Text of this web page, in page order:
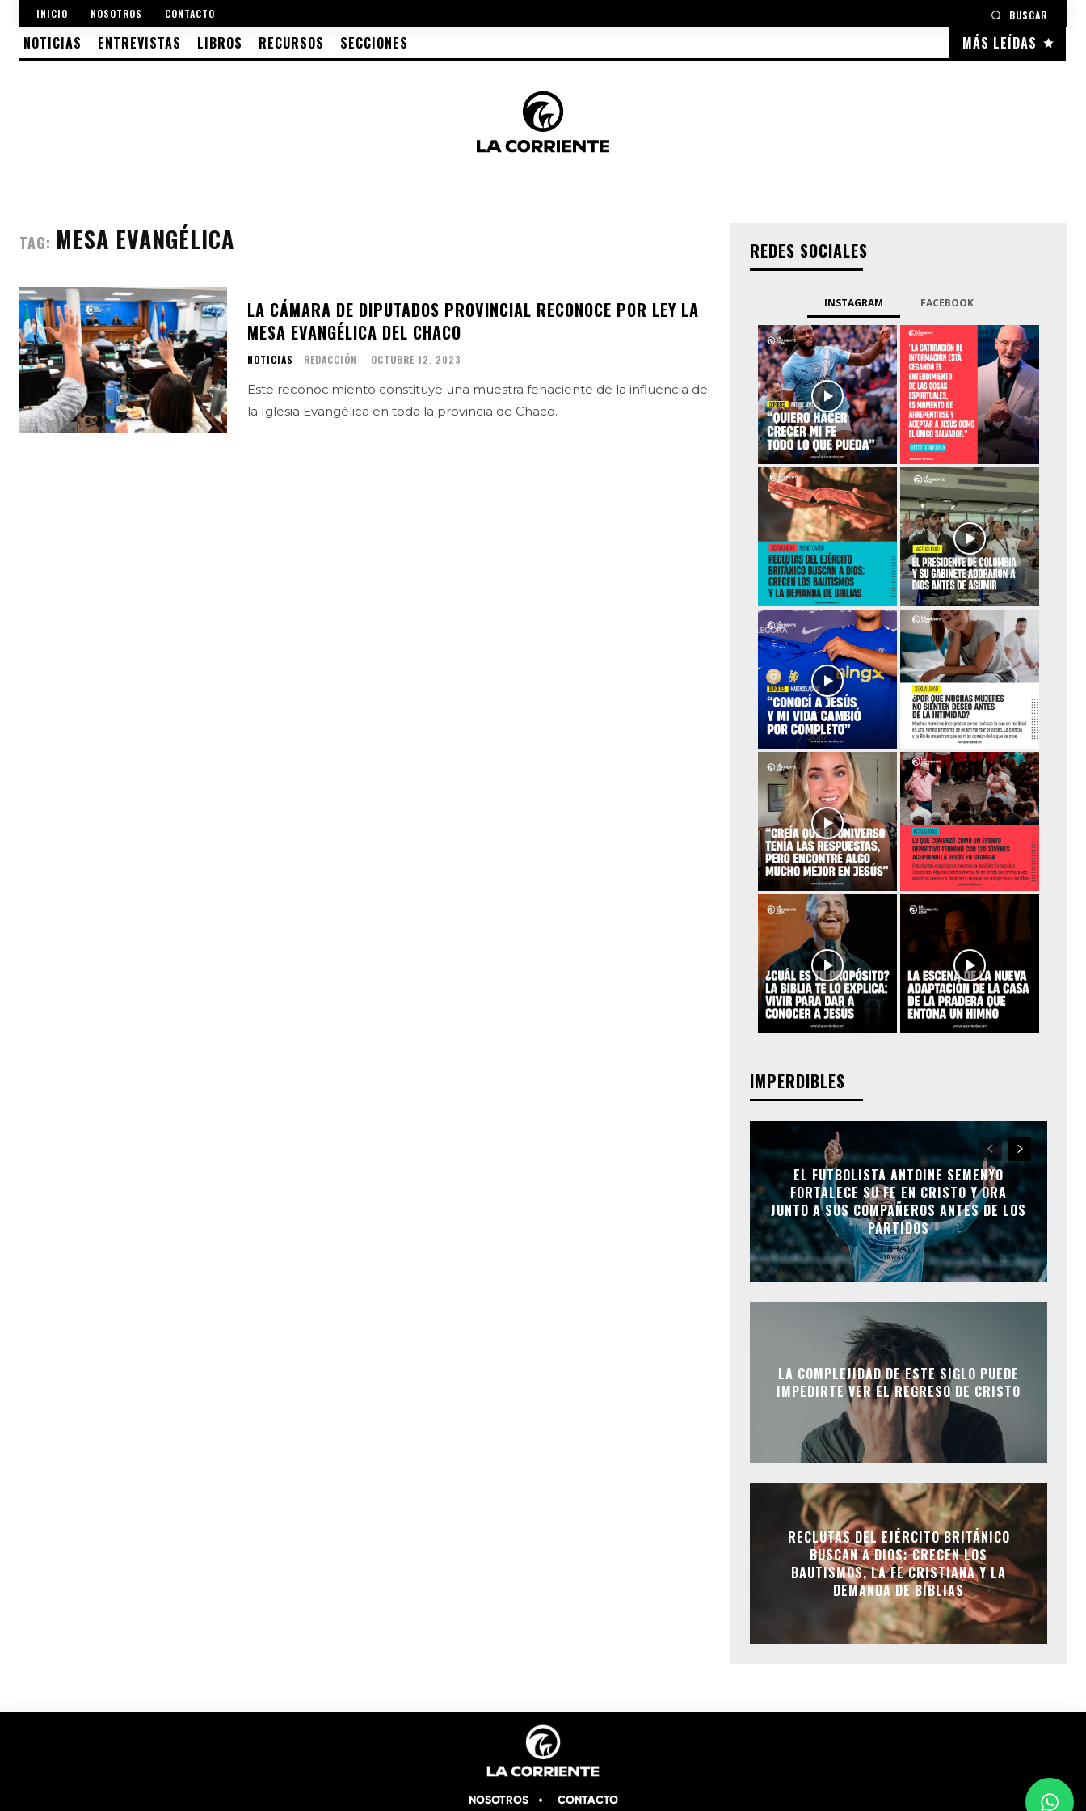
INICIO NOSOTROS CONTACTO BUSCAR
MÁS LEÍDAS
NOTICIAS ENTREVISTAS LIBROS RECURSOS SECCIONES
TAG: MESA EVANGÉLICA
LA CÁMARA DE DIPUTADOS PROVINCIAL RECONOCE POR LEY LA
MESA EVANGÉLICA DEL CHACO
NOTICIAS REDACCIÓN - OCTUBRE 12, 2023
Este reconocimiento constituye una muestra fehaciente de la influencia de
la Iglesia Evangélica en toda la provincia de Chaco.
REDES SOCIALES
INSTAGRAM FACEBOOK
IMPERDIBLES
EL FUTBOLISTA ANTOINE SEMENYO
FORTALECE SU FE EN CRISTO Y ORA
JUNTO A SUS COMPAÑEROS ANTES DE LOS
PARTIDOS
LA COMPLEJIDAD DE ESTE SIGLO PUEDE
IMPEDIRTE VER EL REGRESO DE CRISTO
RECLUTAS DEL EJÉRCITO BRITÁNICO
BUSCAN A DIOS: CRECEN LOS
BAUTISMOS, LA FE CRISTIANA Y LA
DEMANDA DE BIBLIAS
NOSOTROS CONTACTO